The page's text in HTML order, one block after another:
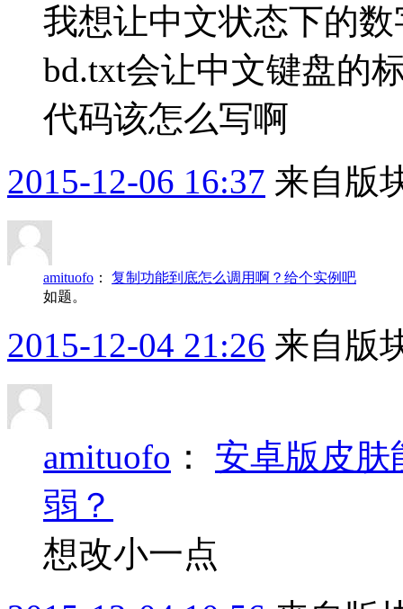
我想让中文状态下的
bd.txt会让中文键盘的
代码该怎么写啊
2015-12-06 16:37 来自版
amituofo ： 复制功能到底怎么调用啊？给个实例吧
如题。
2015-12-04 21:26 来自版
amituofo ： 安卓版皮肤
弱？
想改小一点